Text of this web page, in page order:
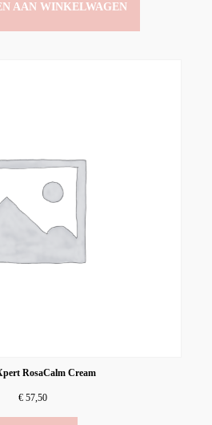
AAN WINKELWAGEN
RosaCalm Cream
€ 57,50